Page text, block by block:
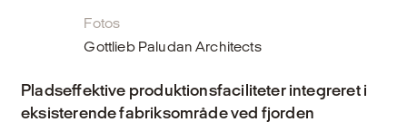
Fotos
Gottlieb Paludan Architects
Pladseffektive produktionsfaciliteter integreret i
eksisterende fabriksområde ved fjorden